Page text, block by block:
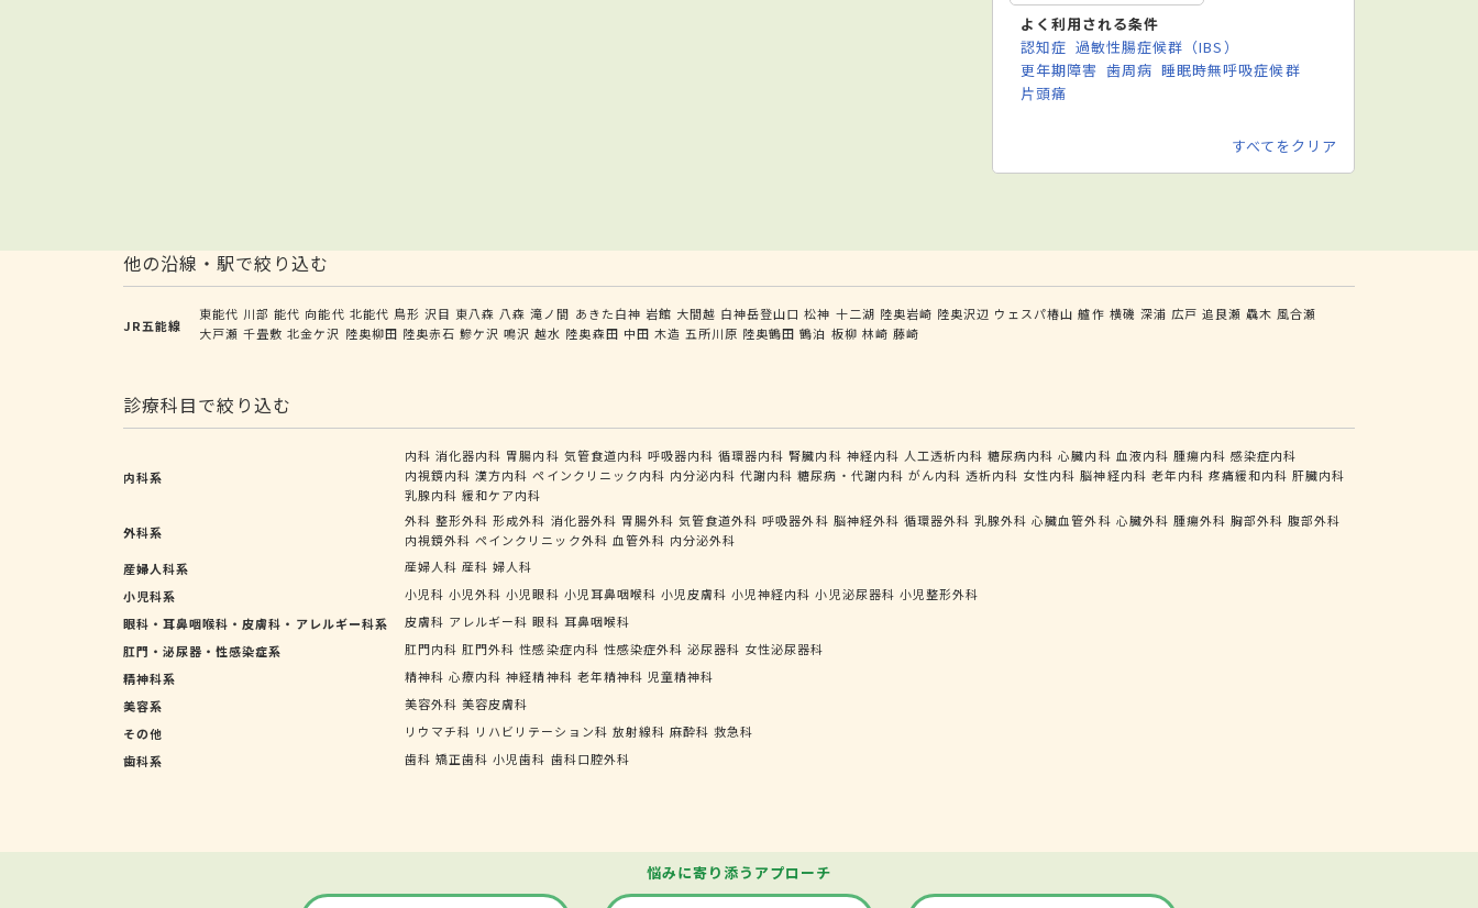
よく利用される条件
認知症 過敏性腸症候群（IBS）
更年期障害 歯周病 睡眠時無呼吸症候群
片頭痛
すべてをクリア
他の沿線・駅で絞り込む
JR五能線
東能代 川部 能代 向能代 北能代 鳥形 沢目 東八森 八森 滝ノ間 あきた白神 岩館 大間越 白神岳登山口 松神 十二湖 陸奥岩崎 陸奥沢辺 ウェスパ椿山 艫作 横磯 深浦 広戸 追良瀬 驫木 風合瀬
大戸瀬 千畳敷 北金ケ沢 陸奥柳田 陸奥赤石 鰺ケ沢 鳴沢 越水 陸奥森田 中田 木造 五所川原 陸奥鶴田 鶴泊 板柳 林崎 藤崎
診療科目で絞り込む
内科系
内科 消化器内科 胃腸内科 気管食道内科 呼吸器内科 循環器内科 腎臓内科 神経内科 人工透析内科 糖尿病内科 心臓内科 血液内科 腫瘍内科 感染症内科
内視鏡内科 漢方内科 ペインクリニック内科 内分泌内科 代謝内科 糖尿病・代謝内科 がん内科 透析内科 女性内科 脳神経内科 老年内科 疼痛緩和内科 肝臓内科
乳腺内科 緩和ケア内科
外科系
外科 整形外科 形成外科 消化器外科 胃腸外科 気管食道外科 呼吸器外科 脳神経外科 循環器外科 乳腺外科 心臓血管外科 心臓外科 腫瘍外科 胸部外科 腹部外科
内視鏡外科 ペインクリニック外科 血管外科 内分泌外科
産婦人科系
産婦人科 産科 婦人科
小児科系
小児科 小児外科 小児眼科 小児耳鼻咽喉科 小児皮膚科 小児神経内科 小児泌尿器科 小児整形外科
眼科・耳鼻咽喉科・皮膚科・アレルギー科系
皮膚科 アレルギー科 眼科 耳鼻咽喉科
肛門・泌尿器・性感染症系
肛門内科 肛門外科 性感染症内科 性感染症外科 泌尿器科 女性泌尿器科
精神科系
精神科 心療内科 神経精神科 老年精神科 児童精神科
美容系
美容外科 美容皮膚科
その他
リウマチ科 リハビリテーション科 放射線科 麻酔科 救急科
歯科系
歯科 矯正歯科 小児歯科 歯科口腔外科
悩みに寄り添うアプローチ